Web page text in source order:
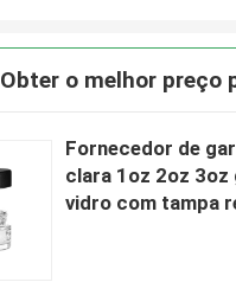
Obter o melhor preço
Fornecedor de
clara 1oz 2oz 3oz
vidro com tampa